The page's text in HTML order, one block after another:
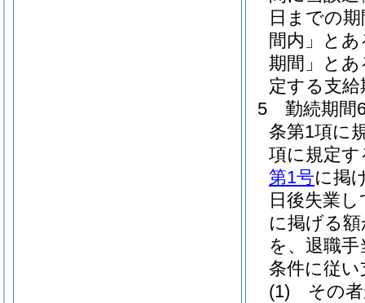
日までの
間内」と
期間」と
定する支
5
勤続期間
条第1項に
項に規定
第1号に掲
日後失業
に掲げる
を、退職
条件に従
(1)
その